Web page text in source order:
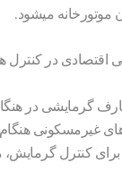
موتورخانه میشود.
اقتصادی در کنترل
گرمایشی در
غیرمسکونی هنگام
برای کنترل